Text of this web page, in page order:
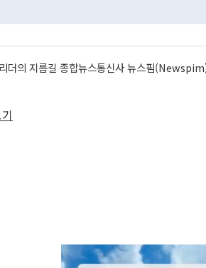
더의 지름길 종합뉴스통신사 뉴스핌